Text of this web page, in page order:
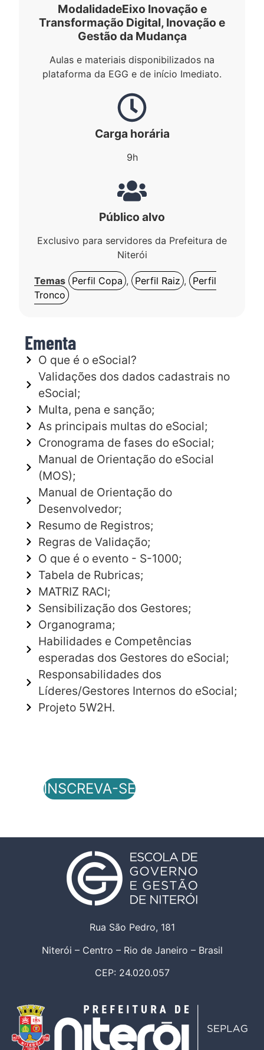
ModalidadeEixo Inovação e
Transformação Digital, Inovação e
Gestão da Mudança
Aulas e materiais disponibilizados na
plataforma da EGG e de início Imediato.
Carga horária
9h
Público alvo
Exclusivo para servidores da Prefeitura de
Niterói
Temas Perfil Copa , Perfil Raiz ,
Perfil
Tronco
Ementa
O que é o eSocial?
Validações dos dados cadastrais no
eSocial;
Multa, pena e sanção;
As principais multas do eSocial;
Cronograma de fases do eSocial;
Manual de Orientação do eSocial
(MOS);
Manual de Orientação do
Desenvolvedor;
Resumo de Registros;
Regras de Validação;
O que é o evento - S-1000;
Tabela de Rubricas;
MATRIZ RACI;
Sensibilização dos Gestores;
Organograma;
Habilidades e Competências
esperadas dos Gestores do eSocial;
Responsabilidades dos
Líderes/Gestores Internos do eSocial;
Projeto 5W2H.
INSCREVA-SE
Rua São Pedro, 181
Niterói – Centro – Rio de Janeiro – Brasil
CEP: 24.020.057